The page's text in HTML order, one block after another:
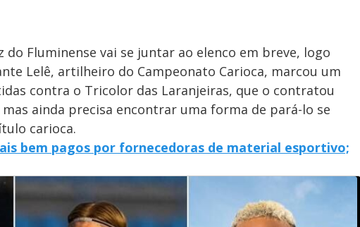
Fluminense vai se juntar ao elenco em breve, logo
Lelê, artilheiro do Campeonato Carioca, marcou um
contra o Tricolor das Laranjeiras, que o contratou
ainda precisa encontrar uma forma de pará-lo se
carioca.
bem pagos por fornecedoras de material esportivo;